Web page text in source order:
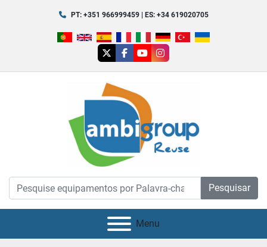
PT: +351 966999459 | ES: +34 619020705
twitterfacebook
youtubeinstagram
Pesquisar
Menu